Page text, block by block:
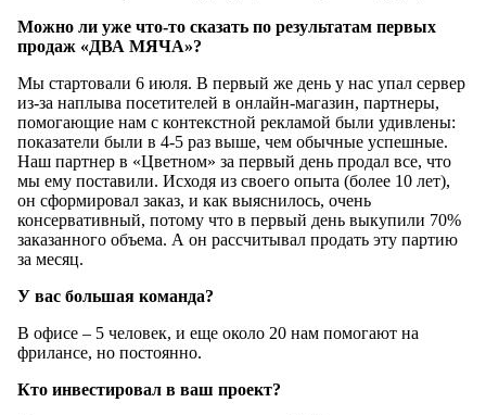
Можно ли уже что-то сказать по результатам первых
продаж «ДВА МЯЧА»?
Мы стартовали 6 июля. В первый же день у нас упал сервер
из-за наплыва посетителей в онлайн-магазин, партнеры,
помогающие нам с контекстной рекламой были удивлены:
показатели были в 4-5 раз выше, чем обычные успешные.
Наш партнер в «Цветном» за первый день продал все, что
мы ему поставили. Исходя из своего опыта (более 10 лет),
он сформировал заказ, и как выяснилось, очень
консервативный, потому что в первый день выкупили 70%
заказанного объема. А он рассчитывал продать эту партию
за месяц.
У вас большая команда?
В офисе – 5 человек, и еще около 20 нам помогают на
фрилансе, но постоянно.
Кто инвестировал в ваш проект?